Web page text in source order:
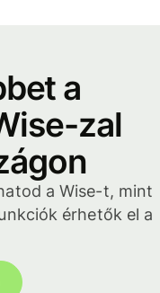
a
zal
a Wise-t, mint
érhetők el a